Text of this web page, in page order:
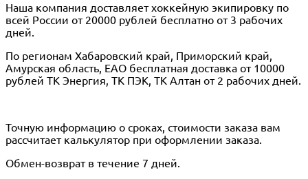
Наша компания доставляет хоккейную экипировку по
всей России от 20000 рублей бесплатно от 3 рабочих
дней.
По регионам Хабаровский край, Приморский край,
Амурская область, ЕАО бесплатная доставка от 10000
рублей ТК Энергия, ТК ПЭК, ТК Алтан от 2 рабочих дней.
Точную информацию о сроках, стоимости заказа вам
рассчитает калькулятор при оформлении заказа.
Обмен-возврат в течение 7 дней.